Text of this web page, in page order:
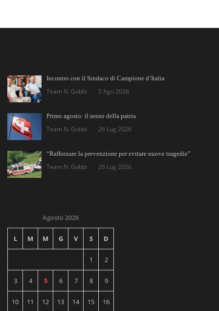
Incontro con il Sindaco di Campione d’Italia
Team N. Gobbi 5 Ago 2026
Primo agosto: il senso della patria
Team N. Gobbi 26 Lug 2026
“Rafforzare la prevenzione per evitare nuove tragedie”
Team N. Gobbi 26 Lug 2026
Agosto 2026
L M M G V S D
1 2
3 4 5 6 7 8 9
10 11 12 13 14 15 16